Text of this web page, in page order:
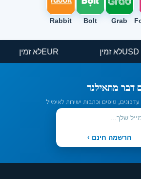
Grab
Bolt
Rabbit
USDלא זמין EURלא זמין
דבר מתאילנד
טיפים וכתבות ישירות לאימייל
הרשמה חינם ›